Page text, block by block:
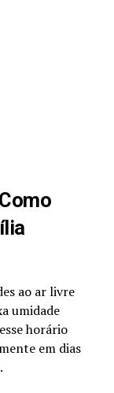
ao ar livre
umidade
horário
em dias